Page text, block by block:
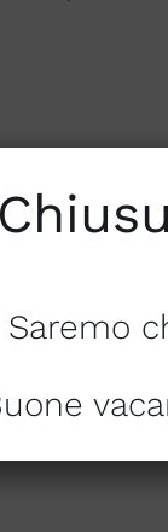
ASCIUGAMANO
Saremo